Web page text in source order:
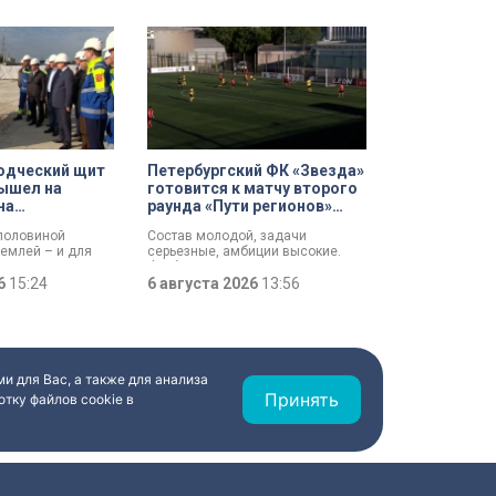
щит
на
– и для
вышел на
и
Бельскому.
15:24
Петербургский ФК «Звезда»
готовится к матчу второго
раунда «Пути регионов»
Состав молодой, задачи
серьезные, амбиции высокие.
Футбольная «Звезда»,
выступающая во второй Лиге Б,
готовится к матчу второго раунда
корреспондент Маргарита
петербургского коллектива в
преддверии ответственной игры.
6 августа 2026 13:56
для Вас, а также для анализа
файлов cookie в
Принять